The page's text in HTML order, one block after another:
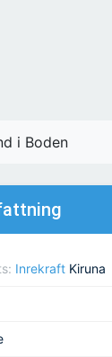
i Boden
Inrekraft Kiruna